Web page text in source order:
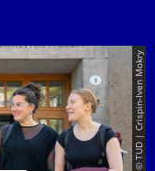
© TUD | Crispin-Iven Mokry